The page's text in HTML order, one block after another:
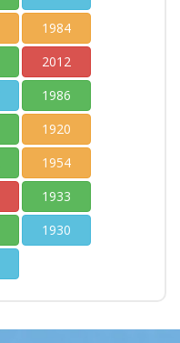
1984
2012
1986
1920
1954
1933
1930